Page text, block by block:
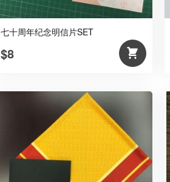
七十周年纪念明信片SET
$8